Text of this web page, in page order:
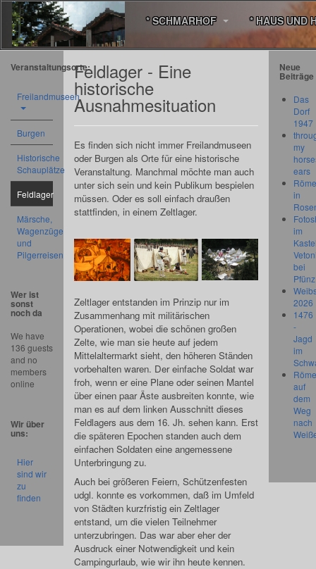
* SCHMARHOF * HAUS UND
Feldlager - Eine
historische
Ausnahmesituation
Es finden sich nicht immer Freilandmuseen
oder Burgen als Orte für eine historische
Veranstaltung. Manchmal möchte man auch
unter sich sein und kein Publikum bespielen
müssen. Oder es soll einfach draußen
stattfinden, in einem Zeltlager.
Zeltlager entstanden im Prinzip nur im
Zusammenhang mit militärischen
Operationen, wobei die schönen großen
Zelte, wie man sie heute auf jedem
Mittelaltermarkt sieht, den höheren Ständen
vorbehalten waren. Der einfache Soldat war
froh, wenn er eine Plane oder seinen Mantel
über einen paar Äste ausbreiten konnte, wie
man es auf dem linken Ausschnitt dieses
Feldlagers aus dem 16. Jh. sehen kann. Erst
die späteren Epochen standen auch dem
einfachen Soldaten eine angemessene
Unterbringung zu.
Auch bei größeren Feiern, Schützenfesten
udgl. konnte es vorkommen, daß im Umfeld
von Städten kurzfristig ein Zeltlager
entstand, um die vielen Teilnehmer
unterzubringen. Das war aber eher der
Ausdruck einer Notwendigkeit und kein
Campingurlaub, wie wir ihn heute kennen.
Veranstaltungsorte:
Freilandmuseen
Burgen
Historische
Schauplätze
Feldlager
Märsche,
Wagenzüge
und
Pilgerreisen
Wer ist
sonst
noch da
We have
136 guests
and no
members
online
Wir über
uns:
Hier
sind wir
zu
finden
Neue
Beiträge
Das
Dorf
1947
my
ears
in
im
bei
Pfünz
2026
1476
-
Jagd
im
auf
dem
Weg
nach